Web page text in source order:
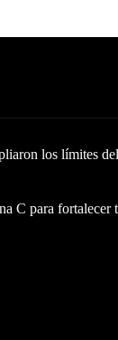
los límites del
C para fortalecer